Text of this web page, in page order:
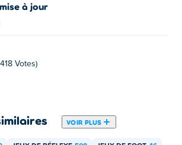
mise à jour
Votes)
VOIR PLUS